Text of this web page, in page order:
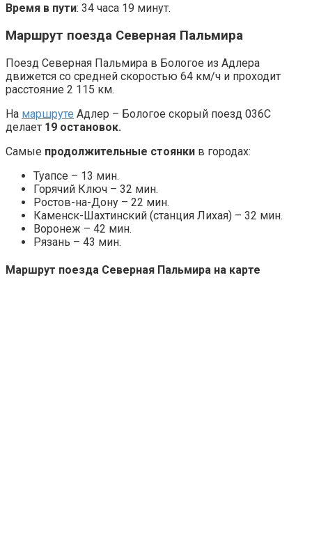
Время в пути: 34 часа 19 минут.
Маршрут поезда Северная Пальмира
Поезд Северная Пальмира в Бологое из Адлера
движется со средней скоростью 64 км/ч и проходит
расстояние 2 115 км.
На маршруте Адлер – Бологое скорый поезд 036С
делает 19 остановок.
Самые продолжительные стоянки в городах:
Туапсе – 13 мин.
Горячий Ключ – 32 мин.
Ростов-на-Дону – 22 мин.
Каменск-Шахтинский (станция Лихая) – 32 мин.
Воронеж – 42 мин.
Рязань – 43 мин.
Маршрут поезда Северная Пальмира на карте